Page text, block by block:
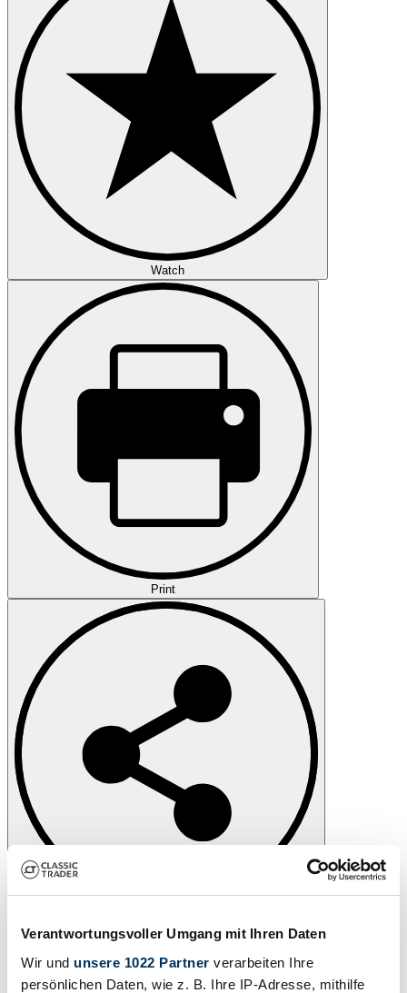
Verantwortungsvoller Umgang mit Ihren Daten
Wir und unsere 1022 Partner verarbeiten Ihre
persönlichen Daten, wie z. B. Ihre IP-Adresse, mithilfe
Watch
Print
Message
Call
1984 | Donkervoort S8